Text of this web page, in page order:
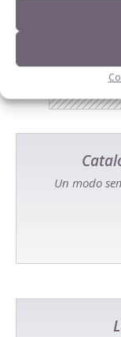
Tecniche,
Un modo